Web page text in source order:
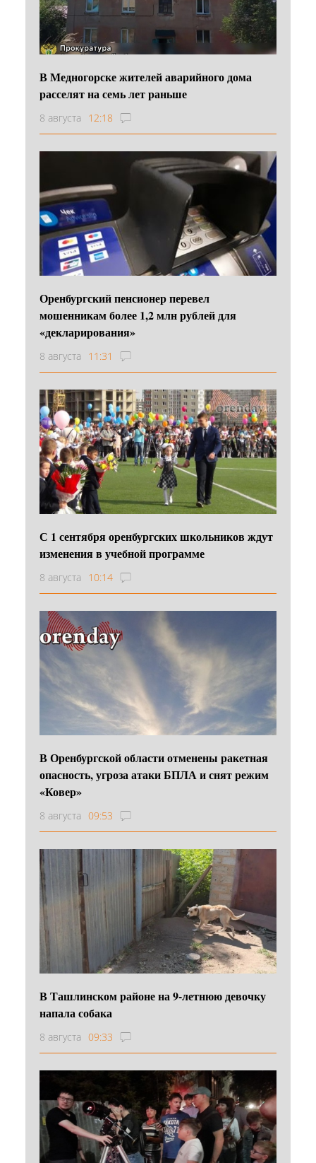
В Медногорске жителей аварийного дома
расселят на семь лет раньше
8 августа 12:18
Оренбургский пенсионер перевел
мошенникам более 1,2 млн рублей для
«декларирования»
8 августа 11:31
С 1 сентября оренбургских школьников ждут
изменения в учебной программе
8 августа 10:14
В Оренбургской области отменены ракетная
опасность, угроза атаки БПЛА и снят режим
«Ковер»
8 августа 09:53
В Ташлинском районе на 9-летнюю девочку
напала собака
8 августа 09:33